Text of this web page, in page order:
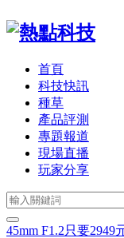
首頁
科技快訊
種草
產品評測
專題報道
現場直播
玩家分享
45mm F1.2只要